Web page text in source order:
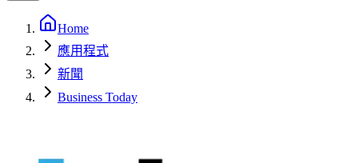
Home
應用程式
新聞
Business Today